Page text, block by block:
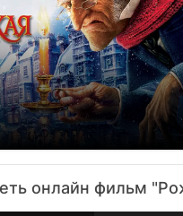
нужно вернуться туда,
уходил. Иногда
вспомнить: дом — это не
ты сам забыл, как туда
Даже если ноги
онлайн фильм